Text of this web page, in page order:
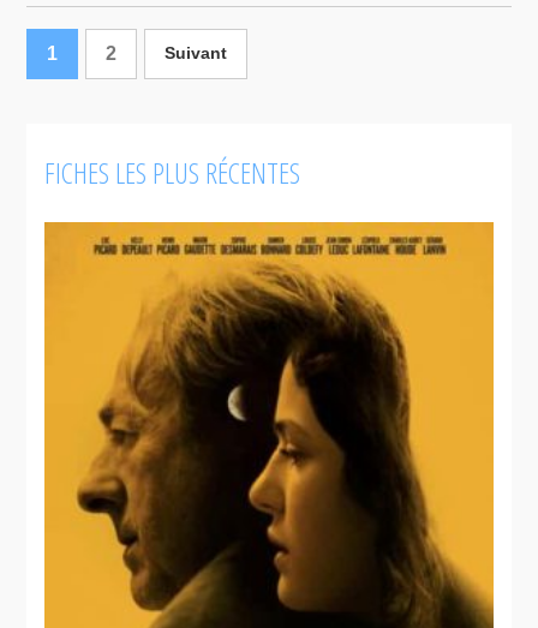
Allure
1 2 Suivant
FICHES LES PLUS RÉCENTES